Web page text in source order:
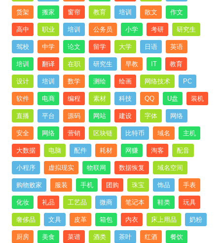
货架 搬家 窗帘 教育 培训 散文 作文
高中 职业 培训 公务员 小学 考研 研究生
驾校 中学 论文 留学 大学 日语 英语
培训 翻译 在职 研究生 早教 IT 教育
设计 培训 数学 测绘 绘画 网络技术 PC
软件 电商 编程 素材 科技 QQ U盘 装机
直播 平台 源码 网站 建设 字体 网络
安全 网络 营销 区块链 比特币 域名 主机
大数据 电脑 配件 耗材 网赚 淘客 配音
小程序 虚拟现实 物联网 数据恢复 域名空间
购物败家 服装 手机 团购 珠宝 饰品 手表
化妆 礼品 工艺品 微商 笔记本 鞋类 玩具
奢侈品 文具 皮革 箱包 内衣 床上用品 奶粉
厨房 美食 菜谱 酒类 茶叶 红酒 餐饮